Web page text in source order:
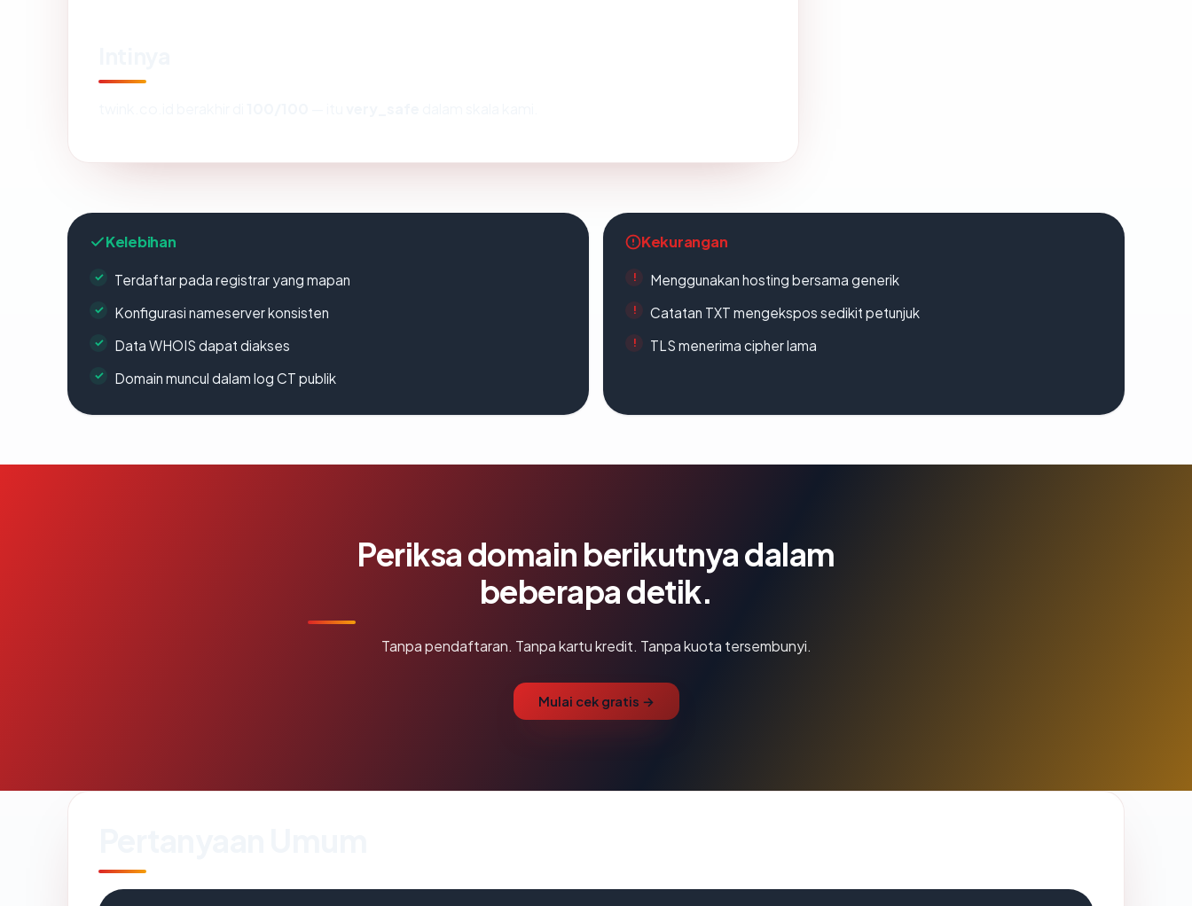
Kelebihan
Terdaftar pada registrar yang mapan
Konfigurasi nameserver konsisten
Data WHOIS dapat diakses
Domain muncul dalam log CT publik
Kekurangan
Menggunakan hosting bersama generik
Catatan TXT mengekspos sedikit petunjuk
TLS menerima cipher lama
Periksa domain berikutnya dalam
beberapa detik.
Tanpa pendaftaran. Tanpa kartu kredit. Tanpa kuota tersembunyi.
Mulai cek gratis →